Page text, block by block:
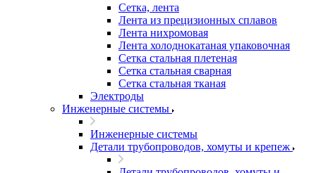
Сетка, лента
Лента из прецизионных сплавов
Лента нихромовая
Лента холоднокатаная упаковочная
Сетка стальная плетеная
Сетка стальная сварная
Сетка стальная тканая
Электроды
Инженерные системы
Инженерные системы
Детали трубопроводов, хомуты и крепеж